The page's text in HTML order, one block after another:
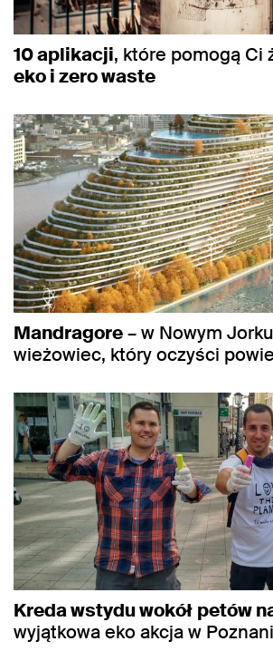
10 aplikacji, które pomogą Ci
eko i zero waste
Mandragore– w Nowym
wieżowiec, który oczyści
Kreda wstydu wokół petów
wyjątkowa eko akcja w